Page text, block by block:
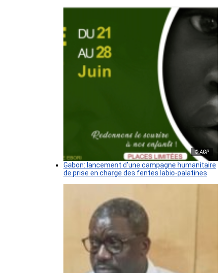
© AGP
Gabon: lancement d’une campagne humanitaire
de prise en charge des fentes labio-palatines